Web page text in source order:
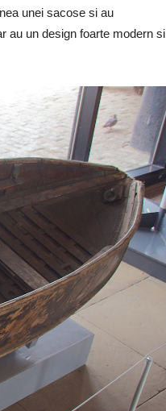
unei sacose si au
au un design foarte modern si